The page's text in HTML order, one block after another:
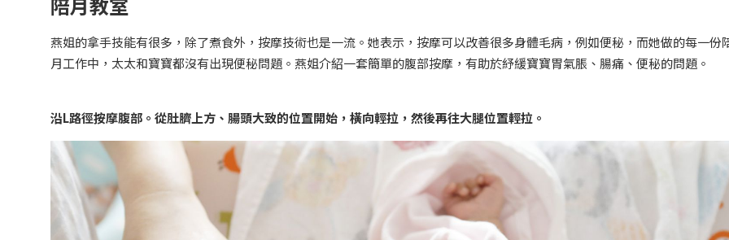
燕姐的拿手技能有很多，除了煮食外，按摩技術也是一流。她表示，按摩可以改善很多身體毛病，例如便秘，而她做的每一份
月工作中，太太和寶寶都沒有出現便秘問題。燕姐介紹一套簡單的腹部按摩，有助於紓緩寶寶胃氣脹、腸痛、便秘的問題。
沿L路徑按摩腹部。從肚臍上方、腸頭大致的位置開始，橫向輕拉，然後再往大腿位置輕拉。